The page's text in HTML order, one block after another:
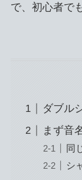
で、初心者で
ダブル
まず音
同
シ